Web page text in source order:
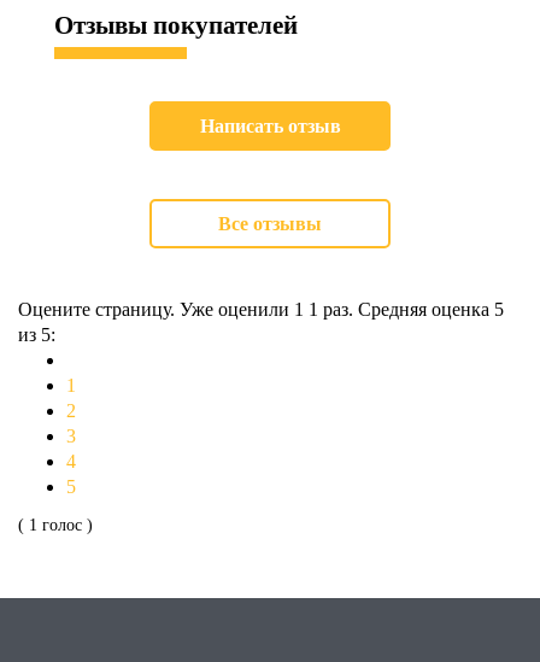
Отзывы покупателей
Написать отзыв
Все отзывы
Оцените страницу. Уже оценили 1 1 раз. Средняя оценка 5
из 5:
1
2
3
4
5
( 1 голос )